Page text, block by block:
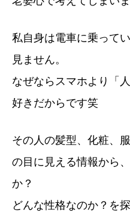
私自身は電車に乗って
見ません。
なぜならスマホより「
好きだからです笑
その人の髪型、化粧、
の目に見える情報から
か？
どんな性格なのか？を